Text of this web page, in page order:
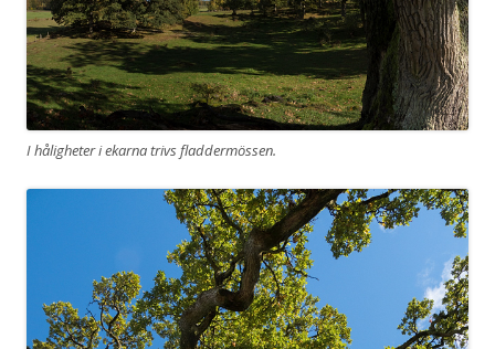
I håligheter i ekarna trivs fladdermössen.